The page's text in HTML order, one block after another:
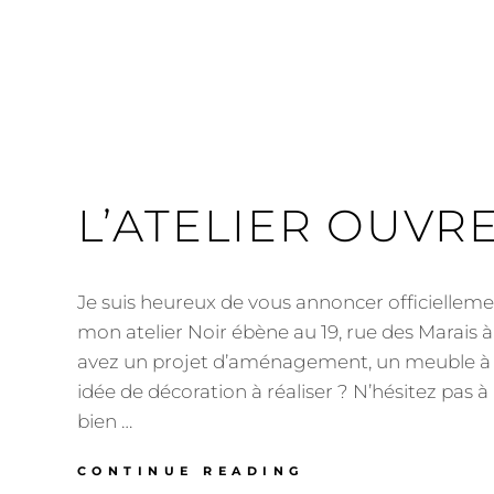
L’ATELIER
Je suis heureux de vous annoncer
mon atelier Noir ébène au 19, rue des Marais
avez un projet d’aménagement, un meuble
idée de décoration à réaliser ? N’hésitez pas
bien …
CONTINUE READING